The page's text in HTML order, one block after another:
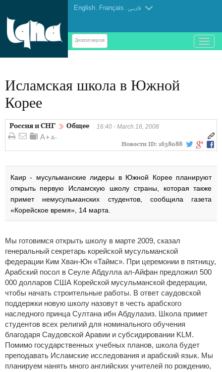
English . Français . فارسی
Десктоп-версия
باز
و
Исламская школа в Южной
Корее
Россия и СНГ Общее 16:40 - March 16, 2008
Новости ID: 1638088
Каир - мусульманские лидеры в Южной Корее планируют
открыть первую Исламскую школу страны, которая также
примет немусульманских студентов, сообщила газета
«Корейское время», 14 марта.
Мы готовимся открыть школу в марте 2009, сказал
генеральный секретарь корейской мусульманской
федерации Ким Хван-Юн «Таймс». При церемонии в пятницу,
Арабский посол в Сеуле Абдулла ал-Айфан предложил 500
000 долларов США Корейской мусульманской федерации,
чтобы начать строительные работы. В ответ саудовской
поддержки новую школу назовут в честь арабского
наследного принца Султана ибн Абдулазиз. Школа примет
студентов всех религий для номинального обучения
благодаря Саудовской Аравии и субсидировании KLM.
Помимо государственных учебных планов, школа будет
преподавать Исламские исследования и арабский язык. Мы
планируем нанять много английских учителей по рождению,